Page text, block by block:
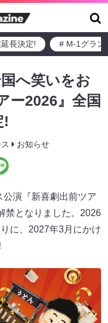
長決定! # M-1グラン
へ笑いをお
ー2026』全国
!
お知らせ
演『新喜劇出前ツア
禁となりました。2026
に、2027年3月にかけ